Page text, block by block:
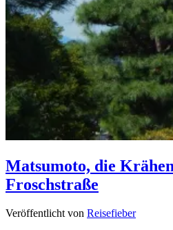
Matsumoto, die
Froschstraße
Veröffentlicht von Reisefieber